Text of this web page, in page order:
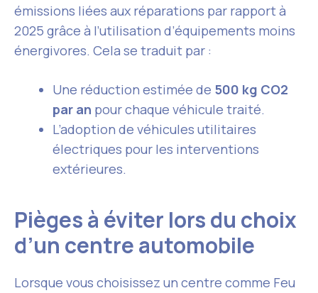
émissions liées aux réparations par rapport à
2025 grâce à l’utilisation d’équipements moins
énergivores. Cela se traduit par :
Une réduction estimée de 500 kg CO2
par an pour chaque véhicule traité.
L’adoption de véhicules utilitaires
électriques pour les interventions
extérieures.
Pièges à éviter lors du choix
d’un centre automobile
Lorsque vous choisissez un centre comme Feu